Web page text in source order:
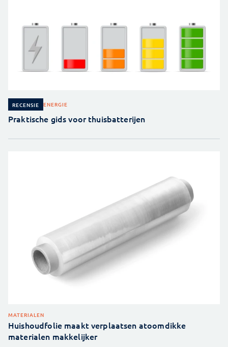
RECENSIE ENERGIE
Praktische gids voor thuisbatterijen
MATERIALEN
Huishoudfolie maakt verplaatsen atoomdikke
materialen makkelijker